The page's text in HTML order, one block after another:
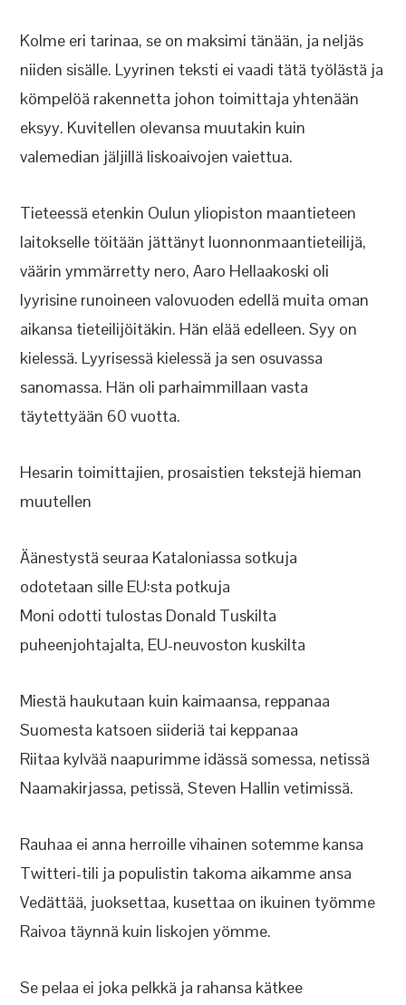
Kolme eri tarinaa, se on maksimi tänään, ja neljäs
niiden sisälle. Lyyrinen teksti ei vaadi tätä työlästä ja
kömpelöä rakennetta johon toimittaja yhtenään
eksyy. Kuvitellen olevansa muutakin kuin
valemedian jäljillä liskoaivojen vaiettua.
Tieteessä etenkin Oulun yliopiston maantieteen
laitokselle töitään jättänyt luonnonmaantieteilijä,
väärin ymmärretty nero, Aaro Hellaakoski oli
lyyrisine runoineen valovuoden edellä muita oman
aikansa tieteilijöitäkin. Hän elää edelleen. Syy on
kielessä. Lyyrisessä kielessä ja sen osuvassa
sanomassa. Hän oli parhaimmillaan vasta
täytettyään 60 vuotta.
Hesarin toimittajien, prosaistien tekstejä hieman
muutellen
Äänestystä seuraa Kataloniassa sotkuja
odotetaan sille EU:sta potkuja
Moni odotti tulostas Donald Tuskilta
puheenjohtajalta, EU-neuvoston kuskilta
Miestä haukutaan kuin kaimaansa, reppanaa
Suomesta katsoen siideriä tai keppanaa
Riitaa kylvää naapurimme idässä somessa, netissä
Naamakirjassa, petissä, Steven Hallin vetimissä.
Rauhaa ei anna herroille vihainen sotemme kansa
Twitteri-tili ja populistin takoma aikamme ansa
Vedättää, juoksettaa, kusettaa on ikuinen työmme
Raivoa täynnä kuin liskojen yömme.
Se pelaa ei joka pelkkä ja rahansa kätkee